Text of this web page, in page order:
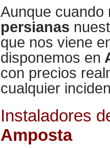
Aunque
persianas
que nos viene
disponemos en
con precios
cualquier
Instaladores
Amposta